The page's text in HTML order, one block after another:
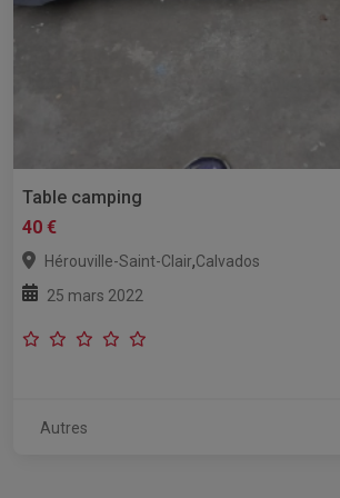
Table camping
40 €
Hérouville-Saint-Clair,Calvados
25 mars 2022
Autres